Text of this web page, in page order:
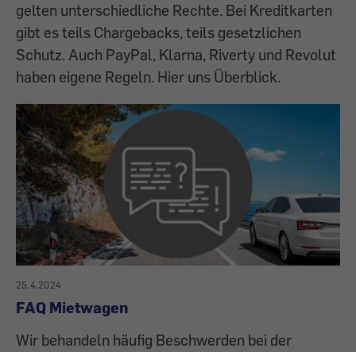
gelten unterschiedliche Rechte. Bei Kreditkarten
gibt es teils Chargebacks, teils gesetzlichen
Schutz. Auch PayPal, Klarna, Riverty und Revolut
haben eigene Regeln. Hier uns Überblick.
25.4.2024
FAQ Mietwagen
Wir behandeln häufig Beschwerden bei der